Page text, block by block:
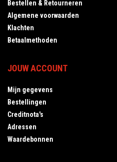
Bestellen & Retourneren
Algemene voorwaarden
Klachten
Betaalmethoden
JOUW ACCOUNT
Mijn gegevens
Bestellingen
Creditnota's
Adressen
Waardebonnen